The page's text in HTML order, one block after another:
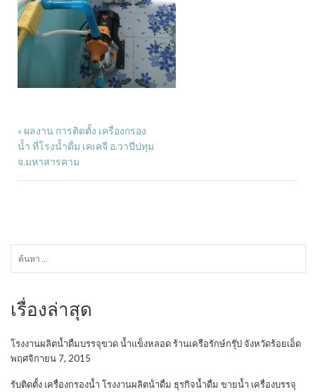
« ผลงาน การติดตั้ง เครื่องกรอง
น้ำ ที่โรงน้ำดื่ม เคเคจี อ.วาปีปทุม
จ.มหาสารคาม
เรื่องล่าสุด
โรงงานผลิตน้ำดื่มบรรจุขวด น้ำแข็งหลอด ร้านเครือรักษ์กรุ๊ป จังหวัดร้อยเอ็ด
พฤศจิกายน 7, 2015
รับติดตั้ง เครื่องกรองน้ำ โรงงานผลิตน้ําดื่ม ธุรกิจน้ำดื่ม ขายน้ำ เครื่องบรรจุ